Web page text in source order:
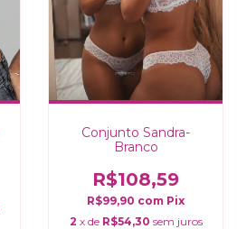
Conjunto Sandra-
Branco
R$108,59
R$99,90 com Pix
2 x de R$54,30 sem juros